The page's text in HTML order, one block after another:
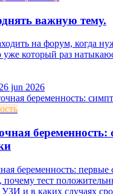
важную тему.
на форум, когда
который раз
26 jun 2026
беременность:
почему тест
и в каких случаях